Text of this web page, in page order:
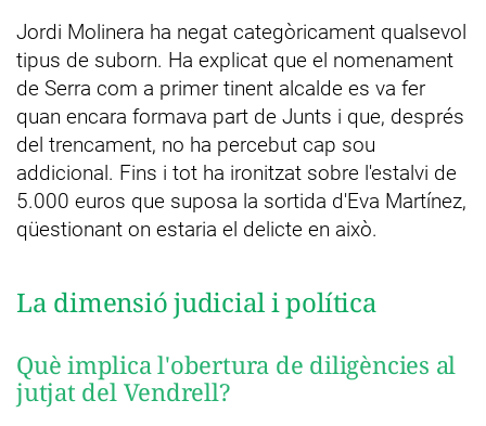
Jordi Molinera ha negat categòricament qualsevol
tipus de suborn. Ha explicat que el nomenament
de Serra com a primer tinent alcalde es va fer
quan encara formava part de Junts i que, després
del trencament, no ha percebut cap sou
addicional. Fins i tot ha ironitzat sobre l'estalvi de
5.000 euros que suposa la sortida d'Eva Martínez,
qüestionant on estaria el delicte en això.
La dimensió judicial i política
Què implica l'obertura de diligències al
jutjat del Vendrell?